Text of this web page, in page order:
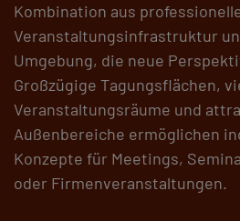
Kombination aus
Veranstaltungsinfrastruktur
Umgebung, die neue
Großzügige Tagungsflächen,
Veranstaltungsräume und
Außenbereiche ermöglichen
Konzepte für Meetings,
oder Firmenveranstaltungen.